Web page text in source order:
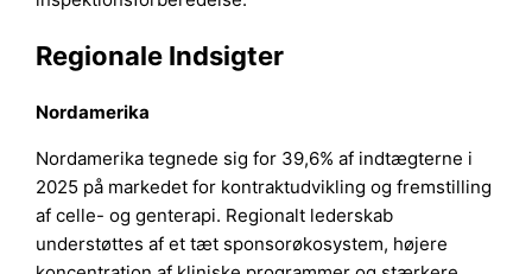
Regionale Indsigter
Nordamerika
Nordamerika tegnede sig for 39,6% af indtægterne i
2025 på markedet for kontraktudvikling og fremstilling
af celle- og genterapi. Regionalt lederskab
understøttes af et tæt sponsorøkosystem, højere